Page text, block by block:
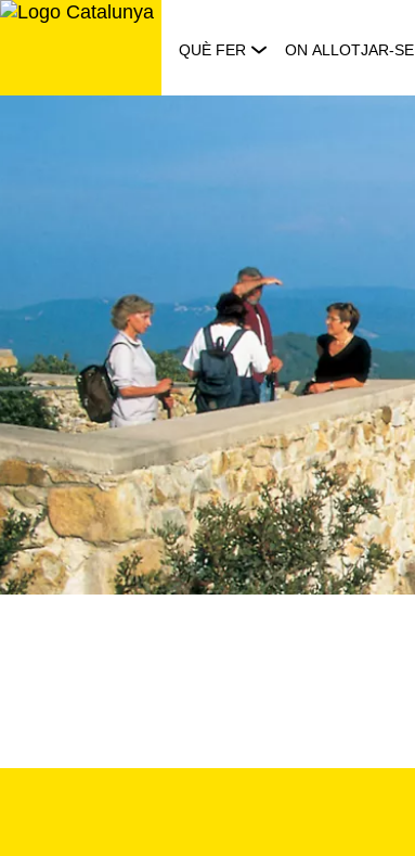
Saltar
QUÈ FER ON ALLOTJAR-SE